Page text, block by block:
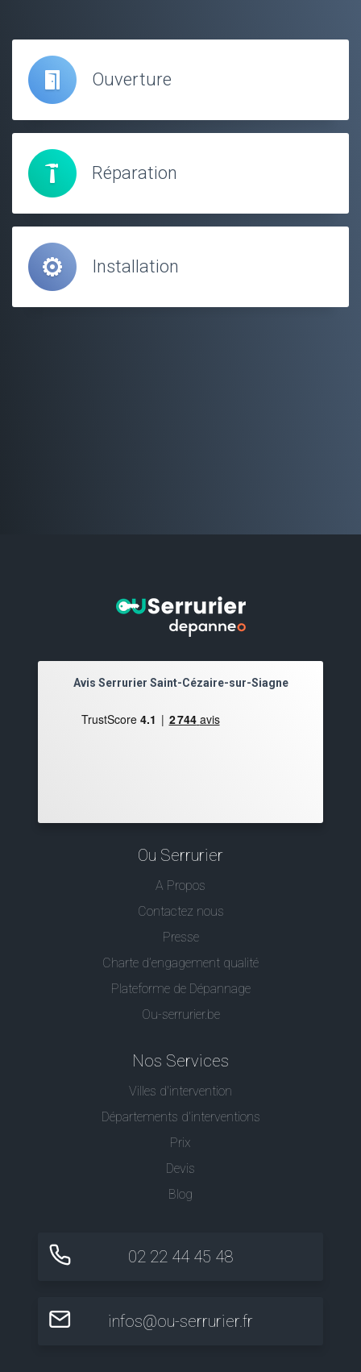
Ouverture
Réparation
Installation
Avis Serrurier Saint-Cézaire-sur-Siagne
Ou Serrurier
A Propos
Contactez nous
Presse
Charte d’engagement qualité
Plateforme de Dépannage
Ou-serrurier.be
Nos Services
Villes d'intervention
Départements d'interventions
Prix
Devis
Blog
02 22 44 45 48
infos@ou-serrurier.fr